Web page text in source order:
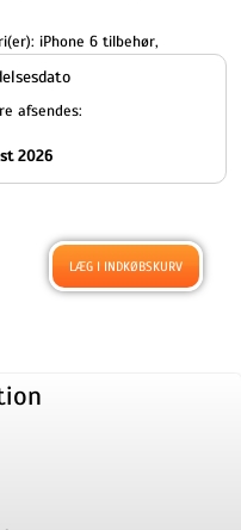
iPhone 6 tilbehør,
afsendes:
2026